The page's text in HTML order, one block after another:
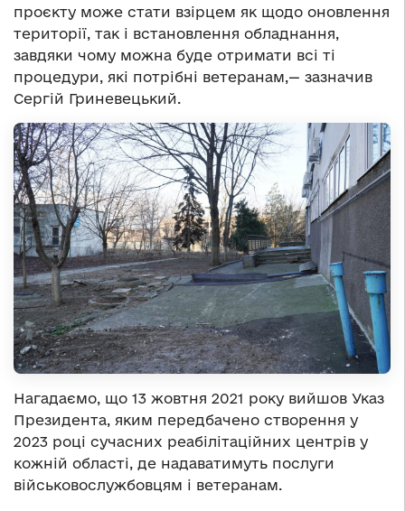
проєкту може стати взірцем як щодо оновлення
території, так і встановлення обладнання,
завдяки чому можна буде отримати всі ті
процедури, які потрібні ветеранам,— зазначив
Сергій Гриневецький.
Нагадаємо, що 13 жовтня 2021 року вийшов Указ
Президента, яким передбачено створення у
2023 році сучасних реабілітаційних центрів у
кожній області, де надаватимуть послуги
військовослужбовцям і ветеранам.